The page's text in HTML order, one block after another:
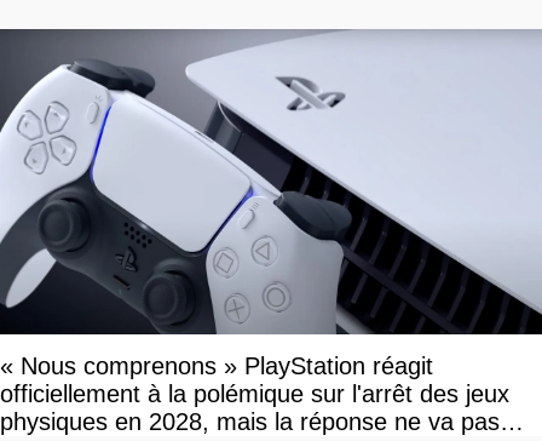
« Nous comprenons » PlayStation réagit
officiellement à la polémique sur l'arrêt des jeux
physiques en 2028, mais la réponse ne va pas